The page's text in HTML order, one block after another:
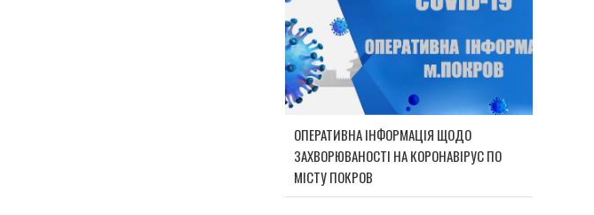
ОПЕРАТИВНА ІНФОРМАЦІЯ ЩОДО
ЗАХВОРЮВАНОСТІ НА КОРОНАВІРУС ПО
МІСТУ ПОКРОВ